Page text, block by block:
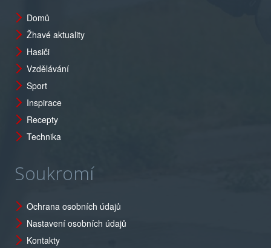
Domů
Žhavé aktuality
Hasiči
Vzdělávání
Sport
Inspirace
Recepty
Technika
Soukromí
Ochrana osobních údajů
Nastavení osobních údajů
Kontakty